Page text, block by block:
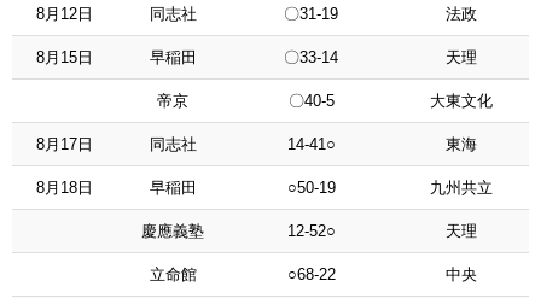
8月12日 同志社 〇31-19 法政
8月15日 早稲田 〇33-14 天理
帝京 〇40-5 大東文化
8月17日 同志社 14-41○ 東海
8月18日 早稲田 ○50-19 九州共立
慶應義塾 12-52○ 天理
立命館 ○68-22 中央